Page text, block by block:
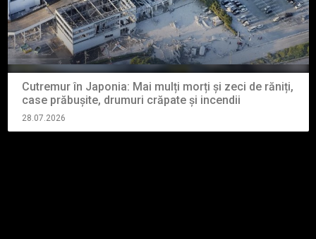
Cutremur în Japonia: Mai mulți morți și zeci de răniți,
case prăbușite, drumuri crăpate și incendii
28.07.2026